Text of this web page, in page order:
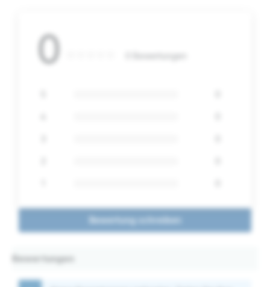
0
Bewertung schreiben
Bewertungen